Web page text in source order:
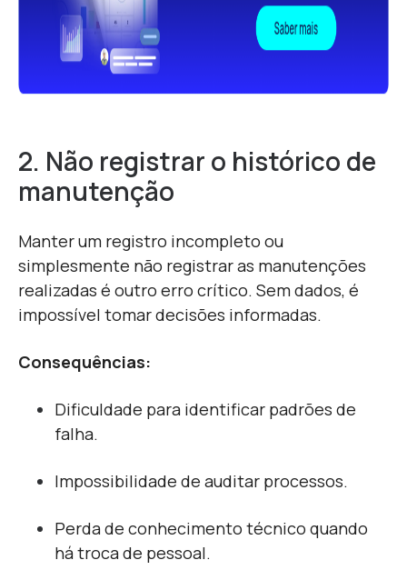
2. Não registrar o histórico de
manutenção
Manter um registro incompleto ou
simplesmente não registrar as manutenções
realizadas é outro erro crítico. Sem dados, é
impossível tomar decisões informadas.
Consequências:
Dificuldade para identificar padrões de
falha.
Impossibilidade de auditar processos.
Perda de conhecimento técnico quando
há troca de pessoal.